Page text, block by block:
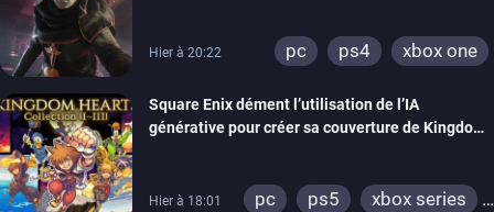
Hier à 20:22 pc ps4 xbox one
Square Enix dément l’utilisation de l’IA
générative pour créer sa couverture de Kingdom
Hier à 18:01 pc ps5
xbox series